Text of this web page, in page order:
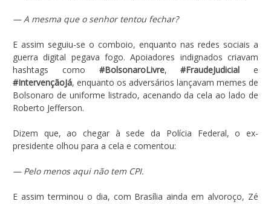
— A mesma que o senhor tentou fechar?
E assim seguiu-se o comboio, enquanto nas redes sociais a
guerra digital pegava fogo. Apoiadores indignados criavam
hashtags como #BolsonaroLivre,#FraudeJudicial e
#IntervençãoJá, enquanto os adversários lançavam memes de
Bolsonaro de uniforme listrado, acenando da cela ao lado de
Roberto Jefferson.
Dizem que, ao chegar à sede da Polícia Federal, o ex-
presidente olhou para a cela e comentou:
— Pelo menos aqui não tem CPI.
E assim terminou o dia, com Brasília ainda em alvoroço, Zé